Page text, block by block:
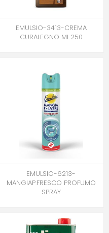
EMULSIO-3413-CREMA
CURALEGNO ML.250
EMULSIO-6213-
MANGIAP.FRESCO PROFUMO
SPRAY